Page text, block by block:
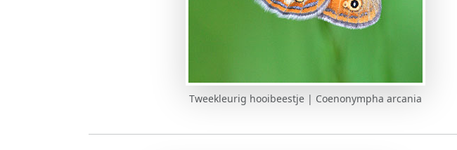
Tweekleurig hooibeestje | Coenonympha arcania